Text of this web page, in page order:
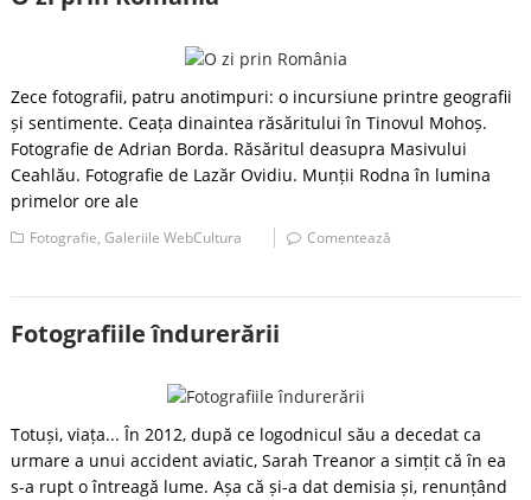
Zece fotografii, patru anotimpuri: o incursiune printre geografii
și sentimente. Ceața dinaintea răsăritului în Tinovul Mohoș.
Fotografie de Adrian Borda. Răsăritul deasupra Masivului
Ceahlău. Fotografie de Lazăr Ovidiu. Munții Rodna în lumina
primelor ore ale
Fotografie,Galeriile WebCultura Comentează
Fotografiile îndurerării
Totuși, viața... În 2012, după ce logodnicul său a decedat ca
urmare a unui accident aviatic, Sarah Treanor a simțit că în ea
s-a rupt o întreagă lume. Așa că și-a dat demisia și, renunțând